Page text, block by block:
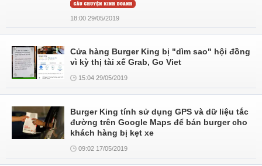
18:00 29/05/2019
Cửa hàng Burger King bị "dìm sao" hội đồng
vì kỳ thị tài xế Grab, Go Viet
15:04 29/05/2019
Burger King tính sử dụng GPS và dữ liệu tắc
đường trên Google Maps để bán burger cho
khách hàng bị kẹt xe
09:02 17/05/2019